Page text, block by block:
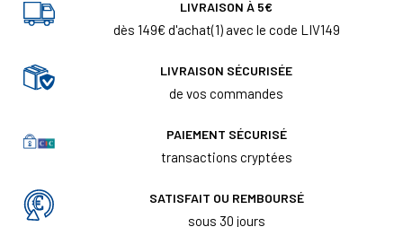
LIVRAISON À 5€
dès 149€ d'achat(1) avec le code LIV149
LIVRAISON SÉCURISÉE
de vos commandes
PAIEMENT SÉCURISÉ
transactions cryptées
SATISFAIT OU REMBOURSÉ
sous 30 jours